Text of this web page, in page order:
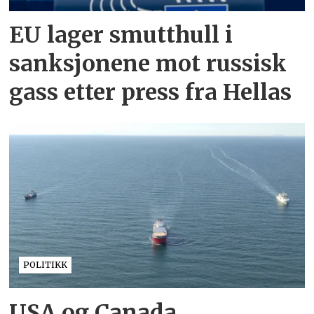
EU lager smutthull i
sanksjonene mot russisk
gass etter press fra Hellas
POLITIKK